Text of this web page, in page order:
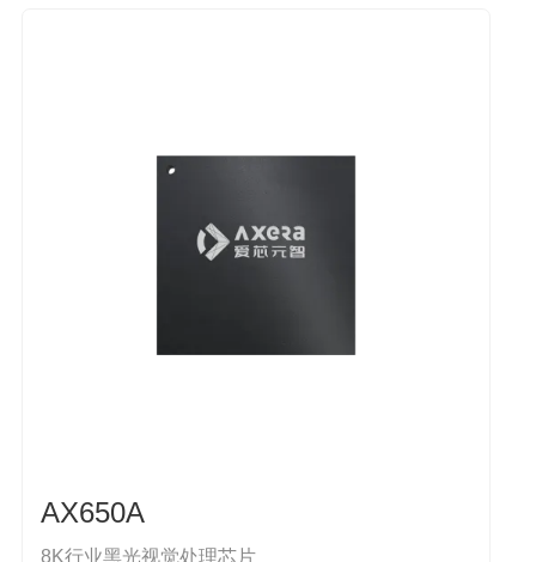
AX650A
8K行业黑光视觉处理芯片